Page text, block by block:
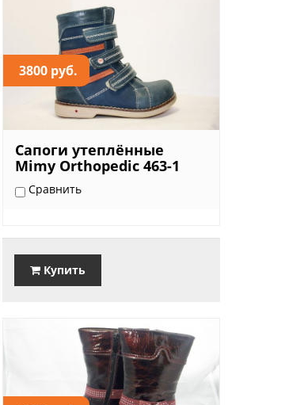
3800 руб.
Сапоги утеплённые
Mimy Orthopedic 463-1
Сравнить
Купить